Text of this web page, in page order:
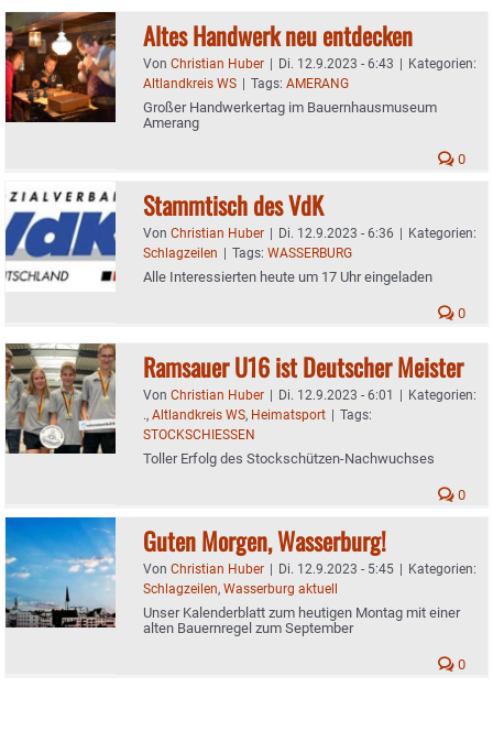
Altes Handwerk neu entdecken
Von Christian Huber | Di. 12.9.2023 - 6:43 | Kategorien:
Altlandkreis WS | Tags: AMERANG
Großer Handwerkertag im Bauernhausmuseum
Amerang
0
Stammtisch des VdK
Von Christian Huber | Di. 12.9.2023 - 6:36 | Kategorien:
Schlagzeilen | Tags: WASSERBURG
Alle Interessierten heute um 17 Uhr eingeladen
0
Ramsauer U16 ist Deutscher Meister
Von Christian Huber | Di. 12.9.2023 - 6:01 | Kategorien:
., Altlandkreis WS, Heimatsport | Tags:
STOCKSCHIESSEN
Toller Erfolg des Stockschützen-Nachwuchses
0
Guten Morgen, Wasserburg!
Von Christian Huber | Di. 12.9.2023 - 5:45 | Kategorien:
Schlagzeilen, Wasserburg aktuell
Unser Kalenderblatt zum heutigen Montag mit einer
alten Bauernregel zum September
0